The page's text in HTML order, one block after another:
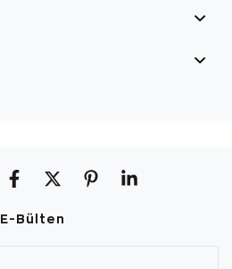
E-Bülten